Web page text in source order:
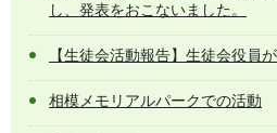
し、発表をおこないました。
【生徒会活動報告】生徒会役員
相模メモリアルパークでの活動